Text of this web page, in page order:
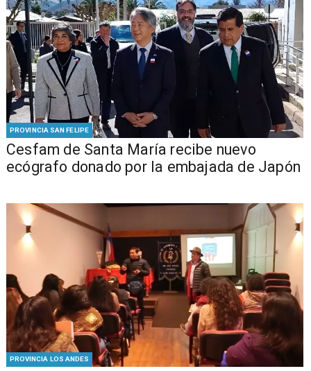
PROVINCIA SAN FELIPE
Cesfam de Santa María recibe nuevo
ecógrafo donado por la embajada de Japón
PROVINCIA LOS ANDES